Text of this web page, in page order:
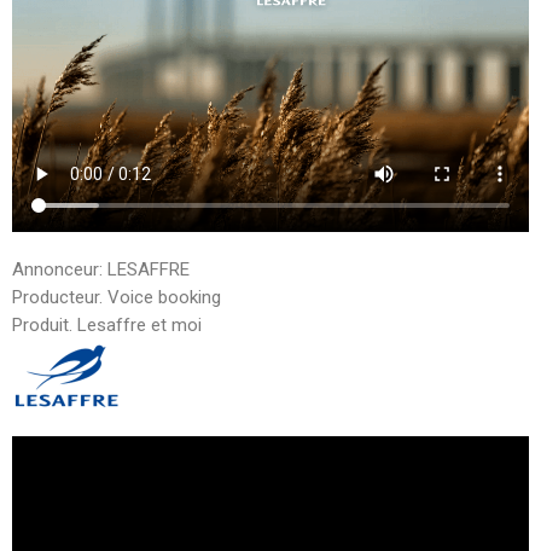
Annonceur: LESAFFRE
Producteur. Voice booking
Produit. Lesaffre et moi